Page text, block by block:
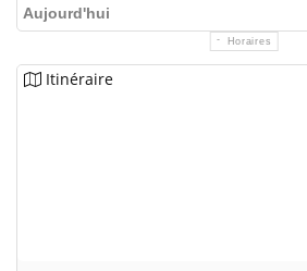
Aujourd'hui
Horaires
Itinéraire